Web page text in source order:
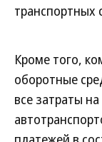
транспортных
Кроме того,
оборотные
все затраты